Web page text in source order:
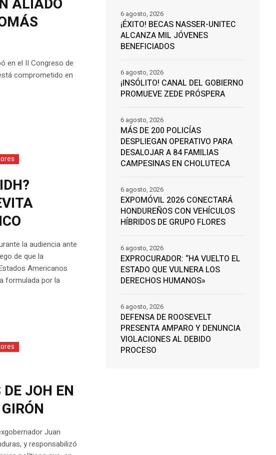
en el II Congreso de
comprometido en
la audiencia ante
de que la
Americanos
formulada por la
JOH EN
Juan
y responsabilizó
¡ÉXITO! BECAS NASSER-UNITEC
ALCANZA MIL JÓVENES
BENEFICIADOS
6 agosto, 2026
¡INSÓLITO! CANAL DEL GOBIERNO
PROMUEVE ZEDE PRÓSPERA
6 agosto, 2026
MÁS DE 200 POLICÍAS
DESPLIEGAN OPERATIVO PARA
DESALOJAR A 84 FAMILIAS
CAMPESINAS EN CHOLUTECA
6 agosto, 2026
EXPOMÓVIL 2026 CONECTARÁ
HONDUREÑOS CON VEHÍCULOS
HÍBRIDOS DE GRUPO FLORES
6 agosto, 2026
EXPROCURADOR: “HA VUELTO EL
ESTADO QUE VULNERA LOS
DERECHOS HUMANOS»
6 agosto, 2026
DEFENSA DE ROOSEVELT
PRESENTA AMPARO Y DENUNCIA
VIOLACIONES AL DEBIDO
PROCESO
6 agosto, 2026